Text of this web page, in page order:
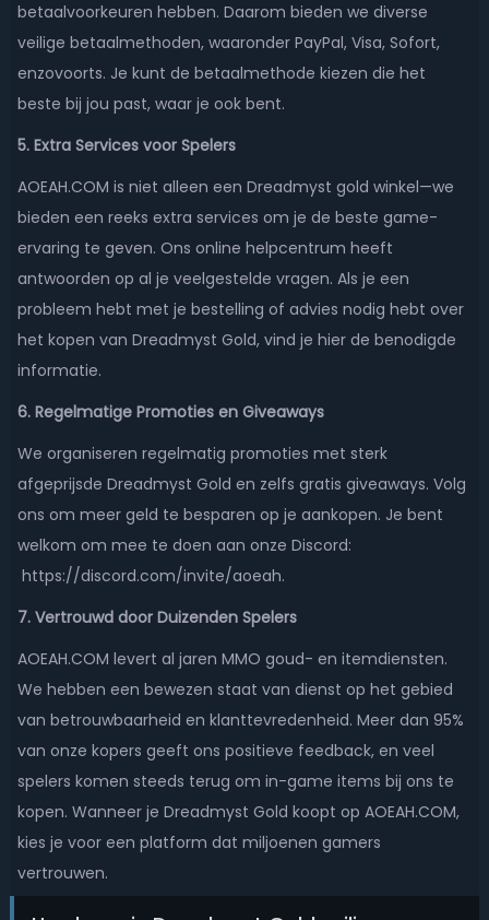
betaalvoorkeuren hebben. Daarom bieden we diverse
veilige betaalmethoden, waaronder PayPal, Visa, Sofort,
enzovoorts. Je kunt de betaalmethode kiezen die het
beste bij jou past, waar je ook bent.
5. Extra Services voor Spelers
AOEAH.COM is niet alleen een Dreadmyst gold winkel—we
bieden een reeks extra services om je de beste game-
ervaring te geven. Ons online helpcentrum heeft
antwoorden op al je veelgestelde vragen. Als je een
probleem hebt met je bestelling of advies nodig hebt over
het kopen van Dreadmyst Gold, vind je hier de benodigde
informatie.
6. Regelmatige Promoties en Giveaways
We organiseren regelmatig promoties met sterk
afgeprijsde Dreadmyst Gold en zelfs gratis giveaways. Volg
ons om meer geld te besparen op je aankopen. Je bent
welkom om mee te doen aan onze Discord:
https://discord.com/invite/aoeah.
7. Vertrouwd door Duizenden Spelers
AOEAH.COM levert al jaren MMO goud- en itemdiensten.
We hebben een bewezen staat van dienst op het gebied
van betrouwbaarheid en klanttevredenheid. Meer dan 95%
van onze kopers geeft ons positieve feedback, en veel
spelers komen steeds terug om in-game items bij ons te
kopen. Wanneer je Dreadmyst Gold koopt op AOEAH.COM,
kies je voor een platform dat miljoenen gamers
vertrouwen.